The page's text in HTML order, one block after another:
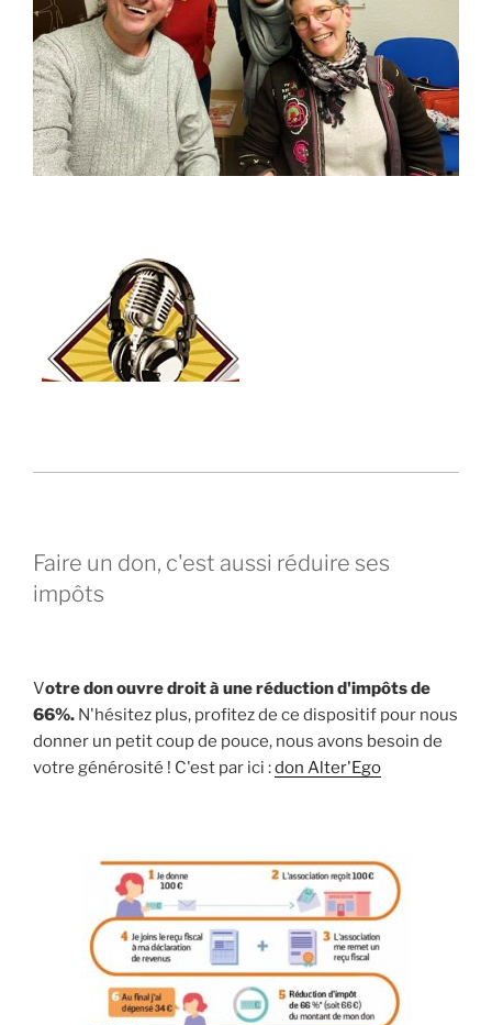
Faire un don, c'est aussi réduire ses
impôts
Votre don ouvre droit à une réduction d'impôts de
66%. N'hésitez plus, profitez de ce dispositif pour nous
donner un petit coup de pouce, nous avons besoin de
votre générosité ! C'est par ici :don Alter'Ego